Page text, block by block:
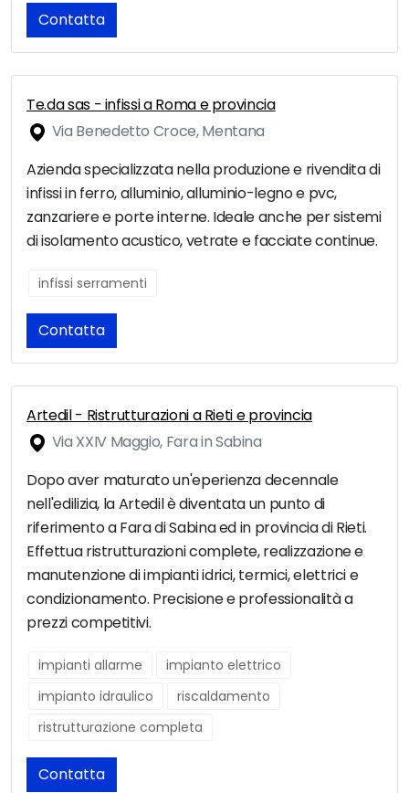
Contatta
Te.da sas - infissi a Roma e provincia
Via Benedetto Croce, Mentana
Azienda specializzata nella produzione e rivendita di
infissi in ferro, alluminio, alluminio-legno e pvc,
zanzariere e porte interne. Ideale anche per sistemi
di isolamento acustico, vetrate e facciate continue.
infissi serramenti
Contatta
Artedil - Ristrutturazioni a Rieti e provincia
Via XXIV Maggio, Fara in Sabina
Dopo aver maturato un'eperienza decennale
nell'edilizia, la Artedil è diventata un punto di
riferimento a Fara di Sabina ed in provincia di Rieti.
Effettua ristrutturazioni complete, realizzazione e
manutenzione di impianti idrici, termici, elettrici e
condizionamento. Precisione e professionalità a
prezzi competitivi.
impianti allarme
impianto elettrico
impianto idraulico
riscaldamento
ristrutturazione completa
Contatta